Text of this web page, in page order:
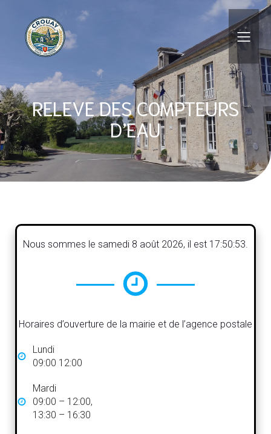
Content
navigation
RELEVE DES COMPTEURS
D’EAU
Nous sommes le samedi 8 août 2026, il est 17:50:53.
Horaires d’ouverture de la mairie et de l’agence postale
Lundi
09:00 12:00
Mardi
09:00 – 12:00,
13:30 – 16:30